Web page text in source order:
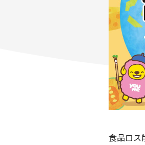
食品ロス